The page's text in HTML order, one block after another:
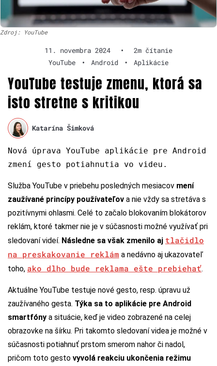
Zdroj: YouTube
11. novembra 2024 •
2m čítanie
YouTube
• Android • Aplikácie
YouTube testuje zmenu, ktorá sa
isto stretne s kritikou
Katarína Šimková
Nová úprava YouTube aplikácie pre Android
zmení gesto potiahnutia vo videu.
Služba YouTube v priebehu posledných mesiacov mení
zaužívané princípy používateľov a nie vždy sa stretáva s
pozitívnymi ohlasmi. Celé to začalo blokovaním blokátorov
reklám, ktoré takmer nie je v súčasnosti možné využívať pri
sledovaní videí. Následne sa však zmenilo aj tlačidlo
na preskakovanie reklám a nedávno aj ukazovateľ
toho, ako dlho bude reklama ešte prebiehať.
Aktuálne YouTube testuje nové gesto, resp. úpravu už
zaužívaného gesta. Týka sa to aplikácie pre Android
smartfóny a situácie, keď je video zobrazené na celej
obrazovke na šírku. Pri takomto sledovaní videa je možné v
súčasnosti potiahnuť prstom smerom nahor či nadol,
pričom toto gesto vyvolá reakciu ukončenia režimu